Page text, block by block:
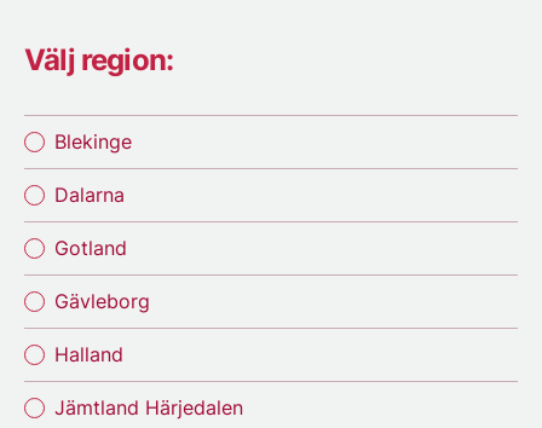
Välj region:
Blekinge
Dalarna
Gotland
Gävleborg
Halland
Jämtland Härjedalen